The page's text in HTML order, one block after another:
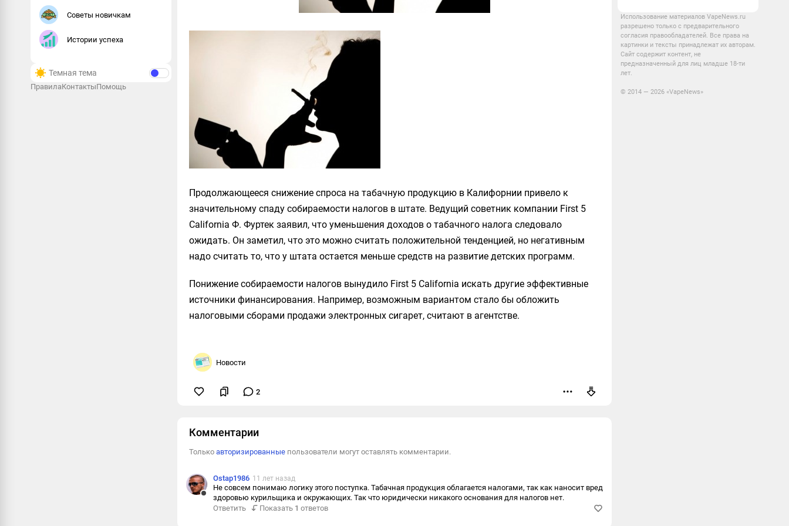
Советы новичкам
Истории успеха
Темная тема
ПравилаКонтактыПомощь
Продолжающееся снижение спроса на табачную продукцию в Калифорнии привело к
значительному спаду собираемости налогов в штате. Ведущий советник компании First 5
California Ф. Фуртек заявил, что уменьшения доходов о табачного налога следовало
ожидать. Он заметил, что это можно считать положительной тенденцией, но негативным
надо считать то, что у штата остается меньше средств на развитие детских программ.
Понижение собираемости налогов вынудило First 5 California искать другие эффективные
источники финансирования. Например, возможным вариантом стало бы обложить
налоговыми сборами продажи электронных сигарет, считают в агентстве.
Новости
2
Комментарии
Только авторизированные пользователи могут оставлять комментарии.
Ostap1986 11 лет назад
Не совсем понимаю логику этого поступка. Табачная продукция облагается налогами, так как наносит вред
здоровью курильщика и окружающих. Так что юридически никакого основания для налогов нет.
Ответить
Показать 1 ответов
Использование материалов VapeNews.ru
разрешено только с предварительного
согласия правообладателей. Все права на
картинки и тексты принадлежат их авторам.
Сайт содержит контент, не
предназначенный для лиц младше 18-ти
лет.
© 2014 — 2026 «VapeNews»